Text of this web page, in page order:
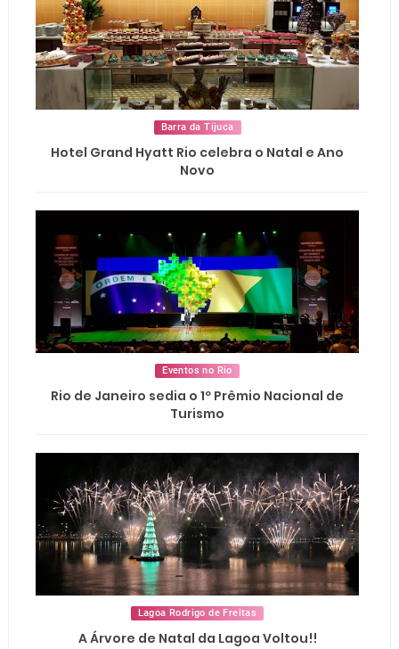
Barra da Tijuca
Hotel Grand Hyatt Rio celebra o Natal e Ano
Novo
Eventos no Rio
Rio de Janeiro sedia o 1º Prêmio Nacional de
Turismo
Lagoa Rodrigo de Freitas
A Árvore de Natal da Lagoa Voltou!!